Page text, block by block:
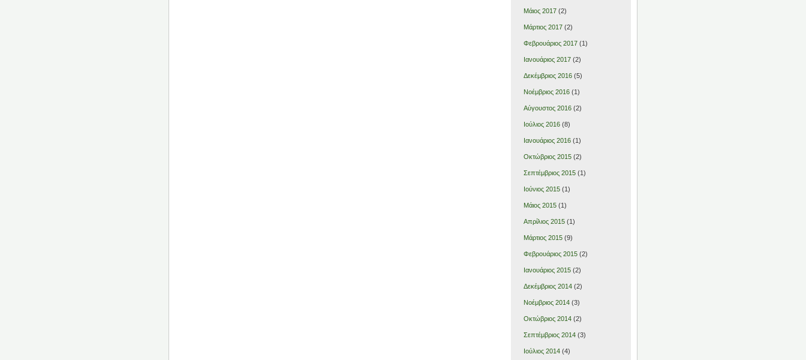
Μάιος 2017(2)
Μάρτιος 2017(2)
Φεβρουάριος 2017(1)
Ιανουάριος 2017(2)
Δεκέμβριος 2016(5)
Νοέμβριος 2016(1)
Αύγουστος 2016(2)
Ιούλιος 2016(8)
Ιανουάριος 2016(1)
Οκτώβριος 2015(2)
Σεπτέμβριος 2015(1)
Ιούνιος 2015(1)
Μάιος 2015(1)
Απρίλιος 2015(1)
Μάρτιος 2015(9)
Φεβρουάριος 2015(2)
Ιανουάριος 2015(2)
Δεκέμβριος 2014(2)
Νοέμβριος 2014(3)
Οκτώβριος 2014(2)
Σεπτέμβριος 2014(3)
Ιούλιος 2014(4)